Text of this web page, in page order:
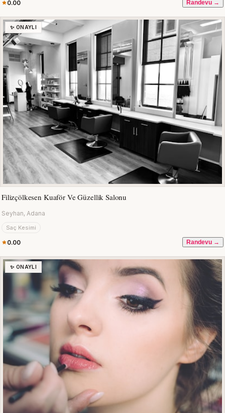
0.00 Randevu →
✨ ONAYLI
Filizçölkesen Kuaför Ve Güzellik Salonu
Seyhan, Adana
Saç Kesimi
0.00 Randevu →
✨ ONAYLI